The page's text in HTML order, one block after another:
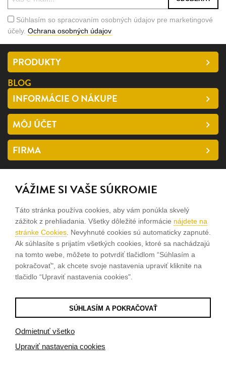
Súhlasím so spracovaním osobných údajov pre marketingové
účely. Ochrana osobných údajov
PRODUKTY
BLOG
INFORMÁCIE O NÁKUPE
MÔJ ÚČET
FIRMA
SLEDUJTE NÁS
facebook
instagram
Sme rodinná firma a zameriavame sa na predaj hodiniek a
šperkov od roku 1994.
Pozrite sa na naše ďaľšie web stránky.
© 2026Tvorba e-shopov
Sme registrovaní napuncovom úrade SR
VÁŽIME SI VAŠE SÚKROMIE
Táto stránka používa cookies, aby vám ponúkla skvelý
zážitok z prehliadania. Všetky dôležité informácie nájdete na
stránke Cookies . Nevyhnuté cookies sú automaticky zapnuté.
Ak súhlasíte s prijatím všetkých cookies, ktoré sa nachádzajú
na tomto webe, môžete to potvrdiť tlačidlom “Súhlasím a
pokračovať", ak chcete svoje nastavenia upraviť kliknite na
tlačidlo “Upraviť nastavenia cookies".
SÚHLASÍM A POKRAČOVAŤ
Odmietnuť všetko
Upraviť nastavenia cookies